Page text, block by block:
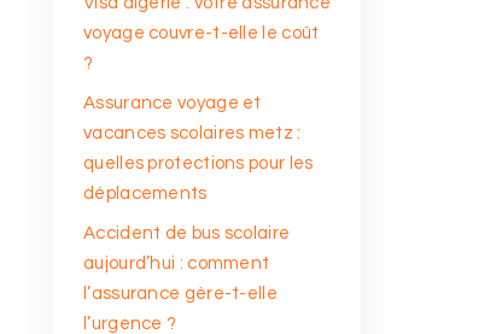
voyage couvre-t-elle le coût
?
Assurance voyage et
vacances scolaires metz :
quelles protections pour les
déplacements
Accident de bus scolaire
aujourd’hui : comment
l’assurance gère-t-elle
l’urgence ?